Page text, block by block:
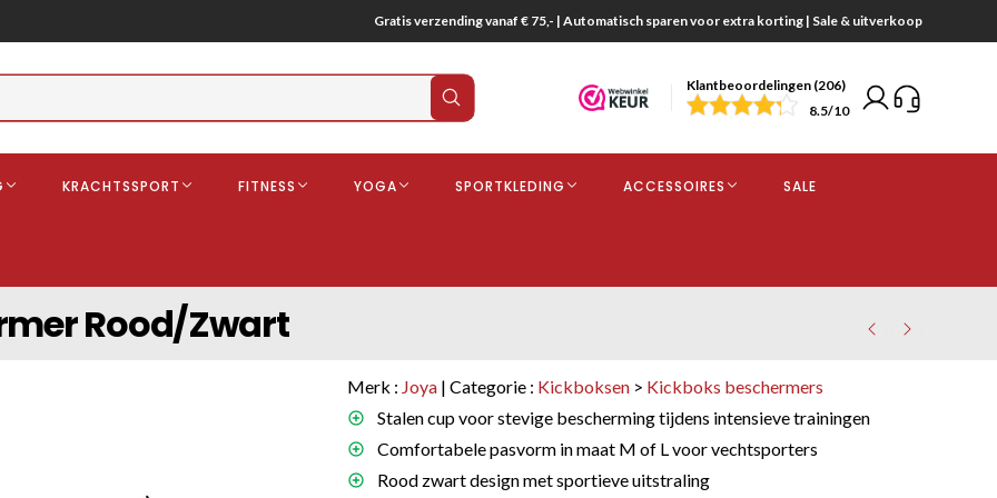
Gratis verzending vanaf € 75,- | Automatisch sparen voor extra korting | Sale & uitverkoop
Klantbeoordelingen (206)
8.5/10
Gebitsbescherming
KRACHTSSPORT FITNESS YOGA SPORTKLEDING ACCESSOIRES SALE
Rood/Zwart
Merk : Joya | Categorie : Kickboksen > Kickboks beschermers
Stalen cup voor stevige bescherming tijdens intensieve trainingen
Comfortabele pasvorm in maat M of L voor vechtsporters
Rood zwart design met sportieve uitstraling